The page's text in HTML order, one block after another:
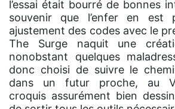
l’essai était bourré de bonnes
souvenir que l’enfer en est
ajustement des codes avec le
The Surge naquit une
nonobstant quelques
donc choisi de suivre le
dans un futur proche, au
croquis assurément bien